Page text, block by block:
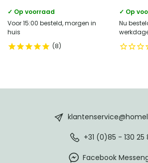
✓ Op voorraad
Voor 15:00 besteld, morgen in
huis
8
✓ Op
Nu
+31 (0)85 - 130 25
Facebook